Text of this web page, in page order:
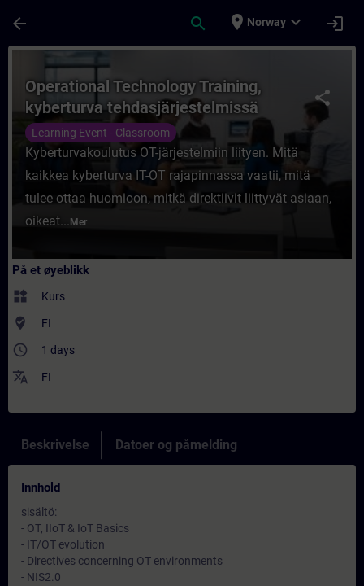
arrow_back search place Norway expand_more login
Kurs - Operational Technology Training,
share
Operational Technology Training,
kyberturva tehdasjärjestelmissä
Learning Event - Classroom
Kyberturvakoulutus OT-järjestelmiin liityen. Mitä
kaikkea kyberturva IT-OT rajapinnassa vaatii, mitä
tulee ottaa huomioon, mitkä direktiivit liittyvät asiaan,
oikeat... Mer
På et øyeblikk
widgets Kurs
where_to_vote FI
access_time 1 days
translate FI
Beskrivelse Datoer og påmelding
Innhold
sisältö:
- OT, IIoT & IoT Basics
- IT/OT evolution
- Directives concerning OT environments
- NIS2.0